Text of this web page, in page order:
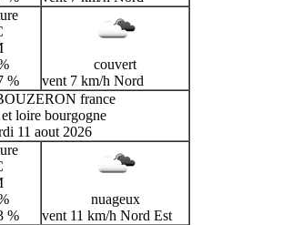
%
couvert
vent 7 km/h Nord
france
et loire bourgogne
11 aout 2026
%
nuageux
vent 11 km/h Nord Est